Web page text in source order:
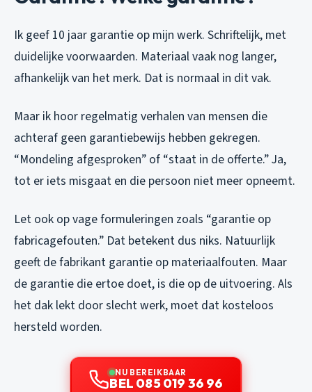
Ik geef 10 jaar garantie op mijn werk. Schriftelijk, met
duidelijke voorwaarden. Materiaal vaak nog langer,
afhankelijk van het merk. Dat is normaal in dit vak.
Maar ik hoor regelmatig verhalen van mensen die
achteraf geen garantiebewijs hebben gekregen.
“Mondeling afgesproken” of “staat in de offerte.” Ja,
tot er iets misgaat en die persoon niet meer opneemt.
Let ook op vage formuleringen zoals “garantie op
fabricagefouten.” Dat betekent dus niks. Natuurlijk
geeft de fabrikant garantie op materiaalfouten. Maar
de garantie die ertoe doet, is die op de uitvoering. Als
het dak lekt door slecht werk, moet dat kosteloos
hersteld worden.
NU BEREIKBAAR
BEL 085 019 36 96